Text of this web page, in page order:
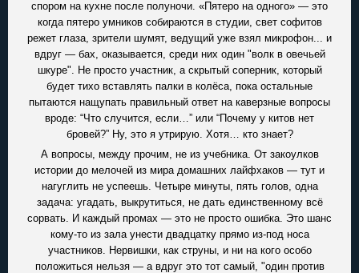
спором на кухне после полуночи. «Пятеро на одного» — это
когда пятеро умников собираются в студии, свет софитов
режет глаза, зрители шумят, ведущий уже взял микрофон... и
вдруг — бах, оказывается, среди них один "волк в овечьей
шкуре". Не просто участник, а скрытый соперник, который
будет тихо вставлять палки в колёса, пока остальные
пытаются нащупать правильный ответ на каверзные вопросы
вроде: “Что случится, если…” или “Почему у китов нет
бровей?” Ну, это я утрирую. Хотя… кто знает?
А вопросы, между прочим, не из учебника. От закоулков
истории до мелочей из мира домашних лайфхаков — тут и
нагуглить не успеешь. Четыре минуты, пять голов, одна
задача: угадать, выкрутиться, не дать единственному всё
сорвать. И каждый промах — это не просто ошибка. Это шанс
кому-то из зала унести двадцатку прямо из-под носа
участников. Нервишки, как струны, и ни на кого особо
положиться нельзя — а вдруг это тот самый, "один против